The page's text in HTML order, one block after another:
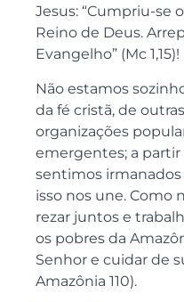
Jesus: “Cumpriu-se
Reino de Deus.
Evangelho” (Mc 1,15)!
Não estamos
da fé cristã, de
organizações
emergentes; a
sentimos
isso nos une. Como
rezar juntos e
os pobres da
Senhor e cuidar de
Amazônia 110).